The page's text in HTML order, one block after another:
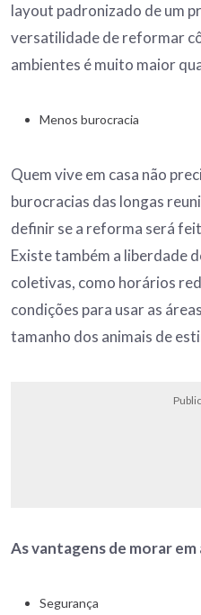
layout padronizado de um
versatilidade de reformar
ambientes é muito maior
Menos burocracia
Quem vive em casa não
burocracias das longas
definir se a reforma será
Existe também a liberdade
coletivas, como horários
condições para usar as
tamanho dos animais de
As vantagens de morar
Segurança